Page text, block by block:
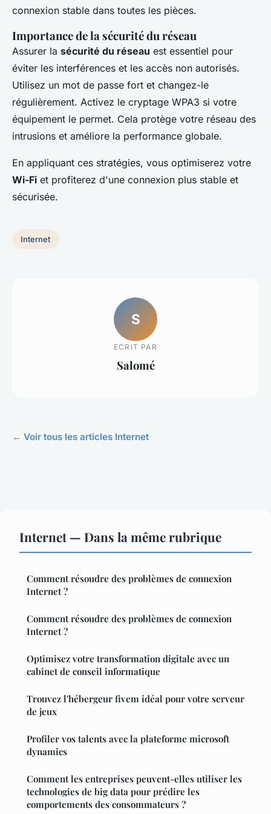
connexion stable dans toutes les pièces.
Importance de la sécurité du réseau
Assurer la sécurité du réseau est essentiel pour
éviter les interférences et les accès non autorisés.
Utilisez un mot de passe fort et changez-le
régulièrement. Activez le cryptage WPA3 si votre
équipement le permet. Cela protège votre réseau des
intrusions et améliore la performance globale.
En appliquant ces stratégies, vous optimiserez votre
Wi-Fi et profiterez d'une connexion plus stable et
sécurisée.
Internet
S
ECRIT PAR
Salomé
← Voir tous les articles Internet
Internet — Dans la même rubrique
Comment résoudre des problèmes de connexion
Internet ?
Comment résoudre des problèmes de connexion
Internet ?
Optimisez votre transformation digitale avec un
cabinet de conseil informatique
Trouvez l'hébergeur fivem idéal pour votre serveur
de jeux
Profiler vos talents avec la plateforme microsoft
dynamics
Comment les entreprises peuvent-elles utiliser les
technologies de big data pour prédire les
comportements des consommateurs ?